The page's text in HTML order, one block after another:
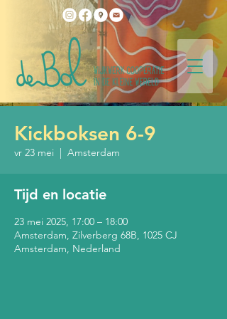
Kickboksen 6-9
vr 23 mei
  |
Amsterdam
Tijd en locatie
23 mei 2025, 17:00 – 18:00
Amsterdam, Zilverberg 68B, 1025 CJ
Amsterdam, Nederland